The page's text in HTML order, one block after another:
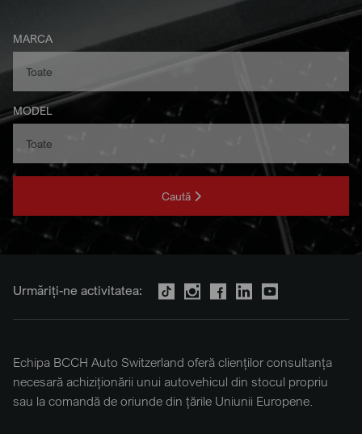
MARCA
MODEL
Caută
Urmăriți-ne activitatea:
Echipa BCCH Auto Switzerland oferă clienților consultanța
necesară achiziționării unui autovehicul din stocul propriu
sau la comandă de oriunde din țările Uniunii Europene.